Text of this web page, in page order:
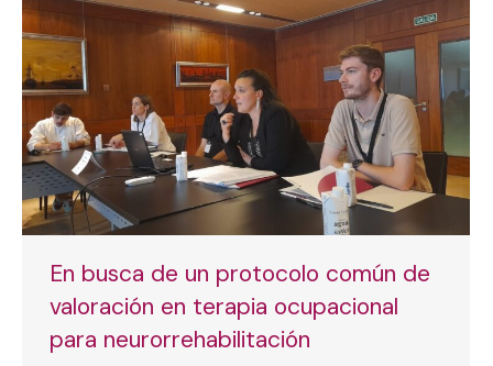
En busca de un protocolo común de
valoración en terapia ocupacional
para neurorrehabilitación